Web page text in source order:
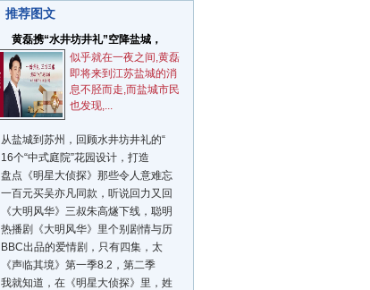
推荐图文
黄磊携“水井坊井礼”空降盐城，
似乎就在一夜之间,黄磊
即将来到江苏盐城的消
息不胫而走,而盐城市民
也发现,...
从盐城到苏州，回顾水井坊井礼的“
16个“中式庭院”花园设计，打造
盘点《明星大侦探》那些令人意难忘
一百元买吴亦凡同款，听说回力又回
《大明风华》三叔朱高燧下线，聪明
热播剧《大明风华》里个别剧情与历
BBC出品的爱情剧，只有四集，太
《声临其境》第一季8.2，第二季
我就知道，在《明星大侦探》里，姓